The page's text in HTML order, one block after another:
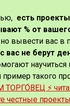
есть
% от
вывести вас в
с вас не берут
научиться
такого
ТОРГО́ВЕЦ ⚡️
честные